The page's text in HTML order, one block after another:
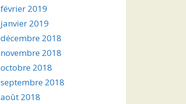
février 2019
janvier 2019
décembre 2018
novembre 2018
octobre 2018
septembre 2018
août 2018